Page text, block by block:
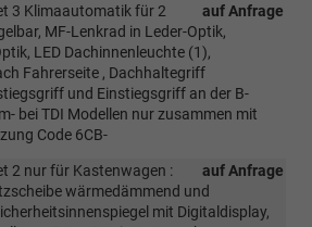
auf Anfrage
3 Klimaautomatik für 2
MF-Lenkrad in Leder-Optik,
LED Dachinnenleuchte (1),
Fahrerseite , Dachhaltegriff
und Einstiegsgriff an der B-
bei TDI Modellen nur zusammen mit
Code 6CB-
auf Anfrage
2 nur für Kastenwagen :
wärmedämmend und
mit Digitaldisplay,